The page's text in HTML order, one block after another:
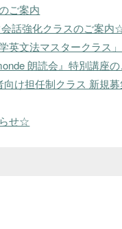
ご案内
話強化クラスのご案内
英文法マスタークラス
朗読会』特別講座
け担任制クラス 新規募
せ☆